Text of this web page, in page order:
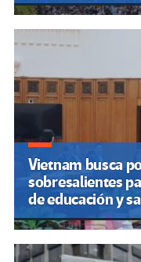
Vietnam busca
sobresalientes
de educación y